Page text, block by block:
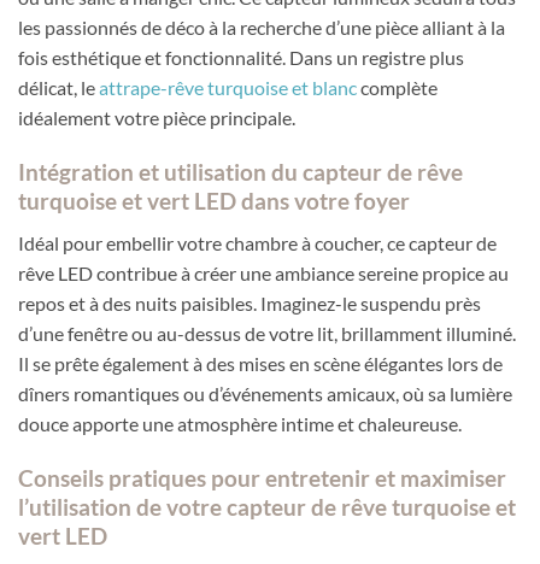
les passionnés de déco à la recherche d’une pièce alliant à la
fois esthétique et fonctionnalité. Dans un registre plus
délicat, leattrape-rêve turquoise et blanccomplète
idéalement votre pièce principale.
Intégration et utilisation du capteur de rêve
turquoise et vert LED dans votre foyer
Idéal pour embellir votre chambre à coucher, ce capteur de
rêve LED contribue à créer une ambiance sereine propice au
repos et à des nuits paisibles. Imaginez-le suspendu près
d’une fenêtre ou au-dessus de votre lit, brillamment illuminé.
Il se prête également à des mises en scène élégantes lors de
dîners romantiques ou d’événements amicaux, où sa lumière
douce apporte une atmosphère intime et chaleureuse.
Conseils pratiques pour entretenir et maximiser
l’utilisation de votre capteur de rêve turquoise et
vert LED